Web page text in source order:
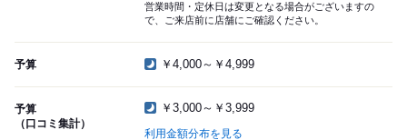
営業時間・定休日は変更となる場合がございますの
で、ご来店前に店舗にご確認ください。
予算 ￥4,000～￥4,999
予算
（口コミ集計）
￥3,000～￥3,999
利用金額分布を見る